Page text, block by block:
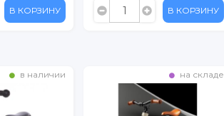
В КОРЗИНУ В КОРЗИНУ
на складе на складе